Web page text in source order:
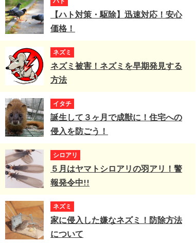
【ハト対策・駆除】迅速対応！安心
価格！
ネズミ
ネズミ被害！ネズミを早期発見する
方法
イタチ
誕生して３ヶ月で成獣に！住宅への
侵入を防ごう！
シロアリ
５月はヤマトシロアリの羽アリ！警
報発令中!!
ネズミ
家に侵入した嫌なネズミ！防除方法
について